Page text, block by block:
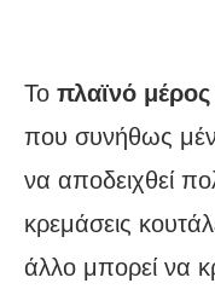
Το πλαϊνό
που συνήθως
να αποδειχθεί
κρεμάσεις
άλλο μπορεί να